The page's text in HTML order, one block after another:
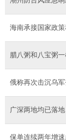
海南承接国家政
腊八粥和八宝粥
俄称再次击沉乌
广深两地均已落
保单连续两年增